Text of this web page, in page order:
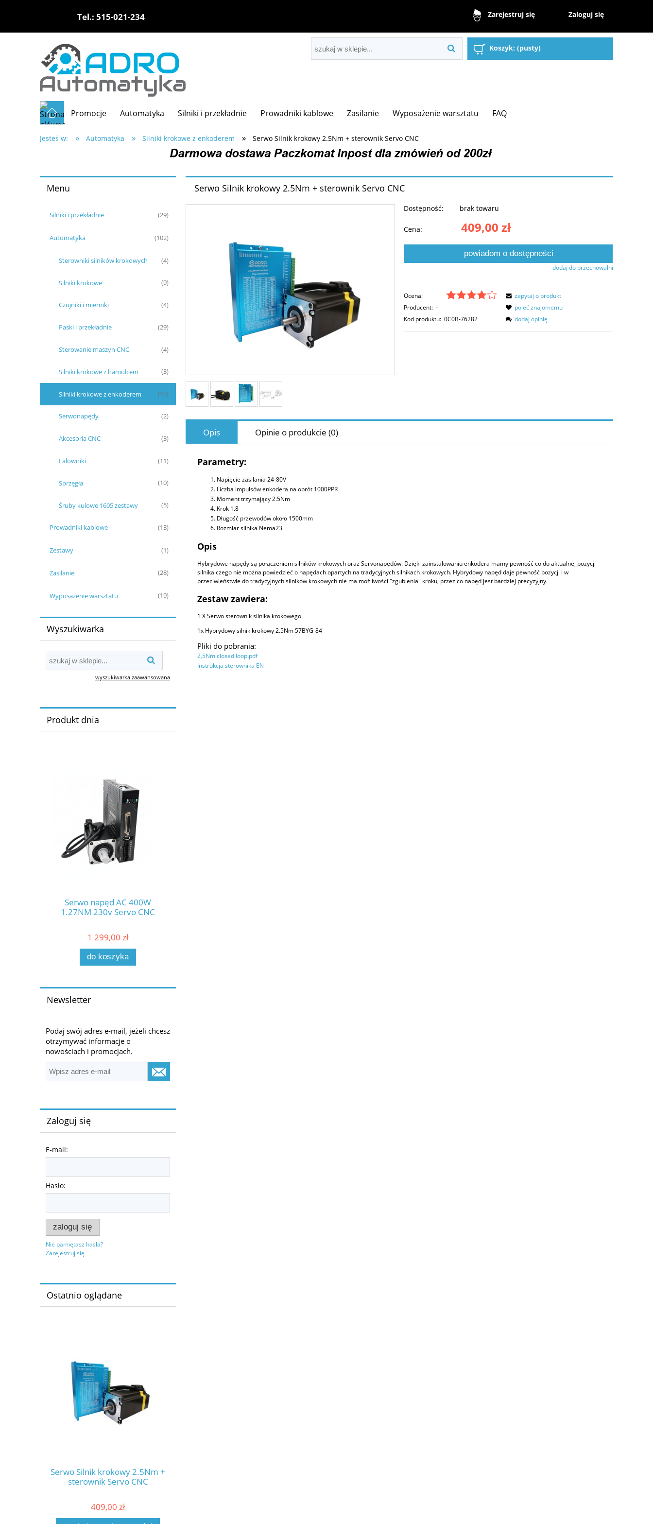
Tel.: 515-021-234 Zarejestruj się Zaloguj się
Koszyk: (pusty)
Promocje Automatyka Silniki i przekładnie Prowadniki kablowe Zasilanie Wyposażenie warsztatu FAQ
Jesteś w: » Automatyka » Silniki krokowe z enkoderem » Serwo Silnik krokowy 2.5Nm + sterownik Servo CNC
Menu
Silniki i przekładnie (29)
Automatyka (102)
Sterowniki silników krokowych (4)
Silniki krokowe (9)
Czujniki i mierniki (4)
Paski i przekładnie (29)
Sterowanie maszyn CNC (4)
Silniki krokowe z hamulcem (3)
Silniki krokowe z enkoderem (10)
Serwonapędy (2)
Akcesoria CNC (3)
Falowniki (11)
Sprzęgła (10)
Śruby kulowe 1605 zestawy (5)
Prowadniki kablowe (13)
Zestawy (1)
Zasilanie (28)
Wyposażenie warsztatu (19)
Wyszukiwarka
wyszukiwarka zaawansowana
Produkt dnia
Serwo napęd AC 400W
1.27NM 230v Servo CNC
1 299,00 zł
do koszyka
Newsletter
Podaj swój adres e-mail, jeżeli chcesz
otrzymywać informacje o
nowościach i promocjach.
Zaloguj się
E-mail:
Hasło:
zaloguj się
Nie pamiętasz hasła?
Zarejestruj się
Ostatnio oglądane
Serwo Silnik krokowy 2.5Nm +
sterownik Servo CNC
409,00 zł
Serwo Silnik krokowy 2.5Nm + sterownik Servo CNC
Dostępność: brak towaru
Cena: 409,00 zł
powiadom o dostępności
dodaj do przechowalni
Ocena:
Producent: -
Kod produktu: 0C0B-76282
zapytaj o produkt
poleć znajomemu
dodaj opinię
Opis Opinie o produkcie (0)
Parametry:
Napięcie zasilania 24-80V
Liczba impulsów enkodera na obrót 1000PPR
Moment trzymający 2.5Nm
Krok 1.8
Długość przewodów około 1500mm
Rozmiar silnika Nema23
Opis
Hybrydowe napędy są połączeniem silników krokowych oraz Servonapędów. Dzięki zainstalowaniu enkodera mamy pewność co do aktualnej pozycji
silnika czego nie można powiedzieć o napędach opartych na tradycyjnych silnikach krokowych. Hybrydowy napęd daje pewność pozycji i w
przeciwieństwie do tradycyjnych silników krokowych nie ma możliwości "zgubienia" kroku, przez co napęd jest bardziej precyzyjny.
Zestaw zawiera:
1 X Serwo sterownik silnika krokowego
1x Hybrydowy silnik krokowy 2.5Nm 57BYG-84
Pliki do pobrania:
2,5Nm closed loop.pdf
Instrukcja sterownika EN